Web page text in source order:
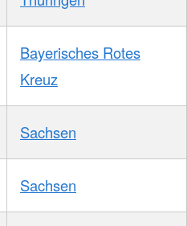
Bayerisches Rotes
Kreuz
Sachsen
Sachsen